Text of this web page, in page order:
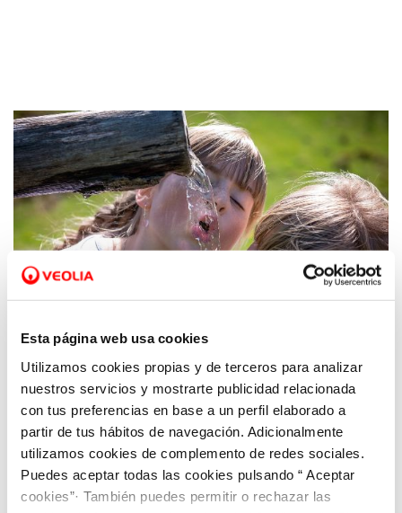
Esta página web usa cookies
Utilizamos cookies propias y de terceros para analizar
nuestros servicios y mostrarte publicidad relacionada
con tus preferencias en base a un perfil elaborado a
partir de tus hábitos de navegación. Adicionalmente
utilizamos cookies de complemento de redes sociales.
Puedes aceptar todas las cookies pulsando “ Aceptar
cookies”· También puedes permitir o rechazar las
25 FEB 2020
Aquona abre la tercera edición del
programa Agua, Salud e Infancia